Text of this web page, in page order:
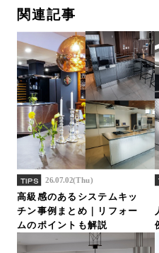
関連記事
TIPS 26.07.02(Thu)
高級感のあるシステムキッ
チン事例まとめ｜リフォー
ムのポイントも解説